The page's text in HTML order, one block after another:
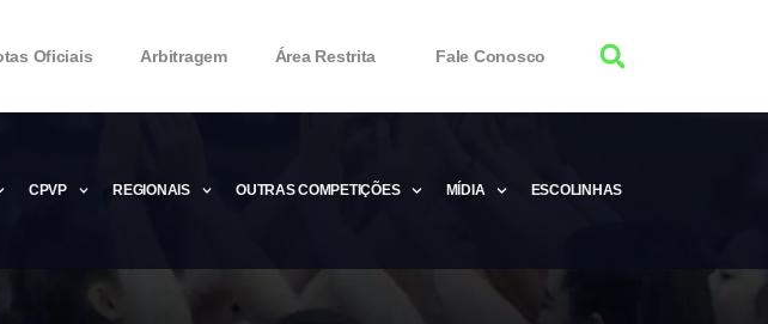
Oficiais Arbitragem Área Restrita Fale Conosco
Product Key 2020 – Free Product Keys
CPVP REGIONAIS OUTRAS COMPETIÇÕES MÍDIA ESCOLINHAS